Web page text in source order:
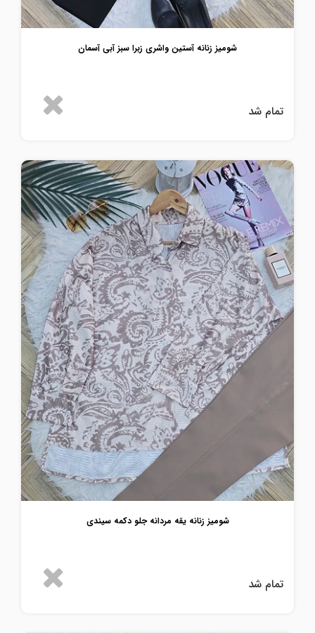
شومیز زنانه آستین واشری زبرا سبز آبی آسمان
تمام شد
شومیز زنانه یقه مردانه جلو دکمه سیندی
تمام شد